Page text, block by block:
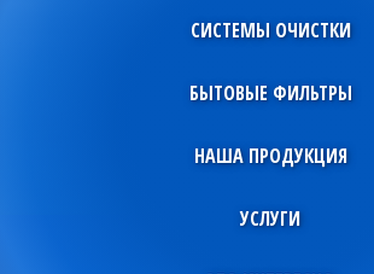
СИСТЕМЫ ОЧИСТКИ
БЫТОВЫЕ ФИЛЬТРЫ
НАША ПРОДУКЦИЯ
УСЛУГИ